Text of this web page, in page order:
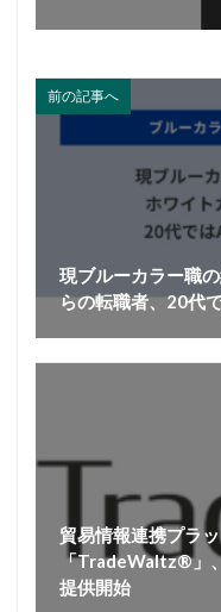
前の記事へ
現ブルーカラー職
らの転職者、20代
貿易情報連携プラ
「TradeWaltz®」
提供開始